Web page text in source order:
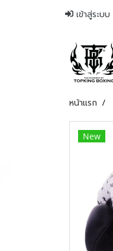
เข้าสู่ระบบ
หน้าแรก
New